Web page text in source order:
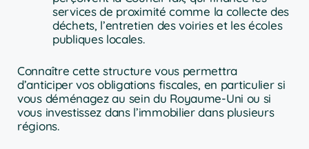
services de proximité comme la collecte des
déchets, l’entretien des voiries et les écoles
publiques locales.
Connaître cette structure vous permettra
d’anticiper vos obligations fiscales, en particulier si
vous déménagez au sein du Royaume-Uni ou si
vous investissez dans l’immobilier dans plusieurs
régions.